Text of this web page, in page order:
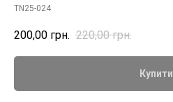
TN25-024
200,00 грн. 220,00 грн.
Купити